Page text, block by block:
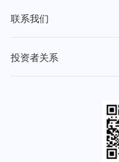
联系我们
投资者关系